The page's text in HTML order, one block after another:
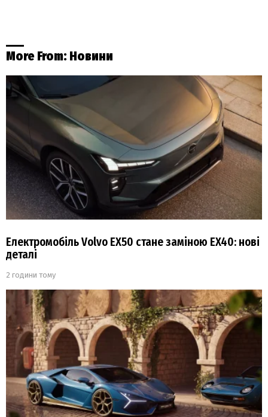
More From: Новини
Електромобіль Volvo EX50 стане заміною EX40: нові
деталі
2 години тому